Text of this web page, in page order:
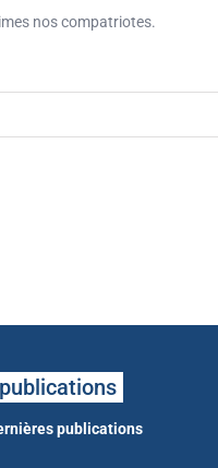
nos compatriotes.
publications